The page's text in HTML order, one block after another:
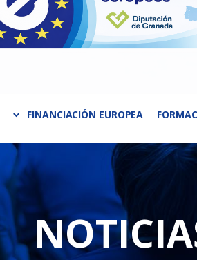
FINANCIACIÓN EUROPEA